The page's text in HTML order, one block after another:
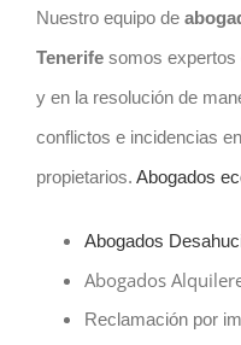
Nuestro equipo de
Tenerifesomos expertos
y en la resolución de
conflictos e incidencias
propietarios. Abogados
Abogados
Abogados
Reclamación por